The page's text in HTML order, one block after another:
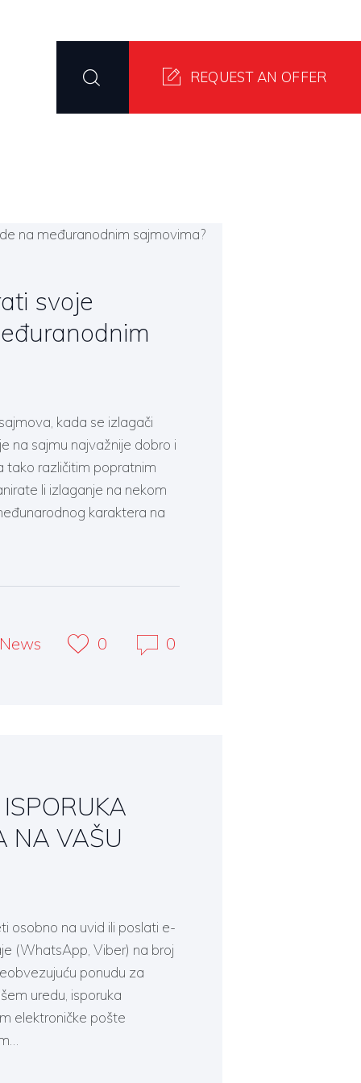
REQUEST AN OFFER
svoje
kada se izlagači
na sajmu najvažnije dobro i
tako različitim popratnim
li izlaganje na nekom
karaktera na
News 0 0
NA VAŠU
osobno na uvid ili poslati e-
(WhatsApp, Viber) na broj
ponudu za
uredu, isporuka
elektroničke pošte